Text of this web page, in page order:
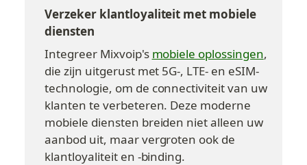
Verzeker klantloyaliteit met mobiele
diensten
Integreer Mixvoip's mobiele oplossingen,
die zijn uitgerust met 5G-, LTE- en eSIM-
technologie, om de connectiviteit van uw
klanten te verbeteren. Deze moderne
mobiele diensten breiden niet alleen uw
aanbod uit, maar vergroten ook de
klantloyaliteit en -binding.